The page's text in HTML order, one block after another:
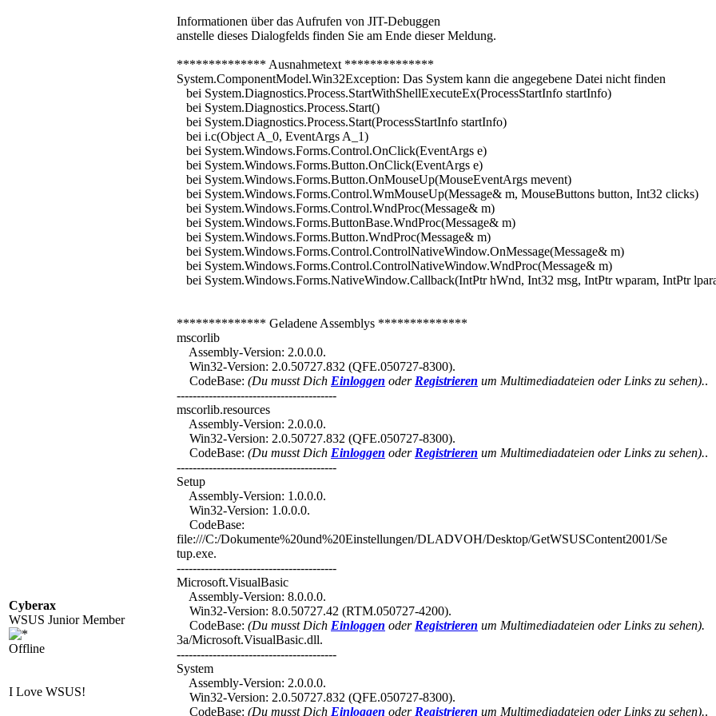
Cyberax
WSUS Junior Member
Offline
I Love WSUS!
Informationen über das Aufrufen von JIT-Debuggen
anstelle dieses Dialogfelds finden Sie am Ende dieser Meldung.
************** Ausnahmetext **************
System.ComponentModel.Win32Exception: Das System kann die angegebene Datei nicht finden
bei System.Diagnostics.Process.StartWithShellExecuteEx(ProcessStartInfo startInfo)
bei System.Diagnostics.Process.Start()
bei System.Diagnostics.Process.Start(ProcessStartInfo startInfo)
bei i.c(Object A_0, EventArgs A_1)
bei System.Windows.Forms.Control.OnClick(EventArgs e)
bei System.Windows.Forms.Button.OnClick(EventArgs e)
bei System.Windows.Forms.Button.OnMouseUp(MouseEventArgs mevent)
bei System.Windows.Forms.Control.WmMouseUp(Message& m, MouseButtons button, Int32 clicks)
bei System.Windows.Forms.Control.WndProc(Message& m)
bei System.Windows.Forms.ButtonBase.WndProc(Message& m)
bei System.Windows.Forms.Button.WndProc(Message& m)
bei System.Windows.Forms.Control.ControlNativeWindow.OnMessage(Message& m)
bei System.Windows.Forms.Control.ControlNativeWindow.WndProc(Message& m)
bei System.Windows.Forms.NativeWindow.Callback(IntPtr hWnd, Int32 msg, IntPtr wparam, IntPtr
************** Geladene Assemblys **************
mscorlib
Assembly-Version: 2.0.0.0.
Win32-Version: 2.0.50727.832 (QFE.050727-8300).
CodeBase: (Du musst Dich Einloggen oder Registrieren um Multimediadateien oder Links zu sehen)..
----------------------------------------
mscorlib.resources
Assembly-Version: 2.0.0.0.
Win32-Version: 2.0.50727.832 (QFE.050727-8300).
CodeBase: (Du musst Dich Einloggen oder Registrieren um Multimediadateien oder Links zu sehen)..
----------------------------------------
Setup
Assembly-Version: 1.0.0.0.
Win32-Version: 1.0.0.0.
CodeBase:
file:///C:/Dokumente%20und%20Einstellungen/DLADVOH/Desktop/GetWSUSContent2001/Se
tup.exe.
----------------------------------------
Microsoft.VisualBasic
Assembly-Version: 8.0.0.0.
Win32-Version: 8.0.50727.42 (RTM.050727-4200).
CodeBase: (Du musst Dich Einloggen oder Registrieren um Multimediadateien oder Links zu sehen).
3a/Microsoft.VisualBasic.dll.
----------------------------------------
System
Assembly-Version: 2.0.0.0.
Win32-Version: 2.0.50727.832 (QFE.050727-8300).
CodeBase: (Du musst Dich Einloggen oder Registrieren um Multimediadateien oder Links zu sehen)..